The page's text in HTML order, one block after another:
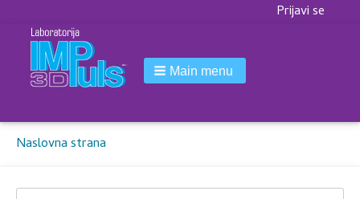
Korisnički
Prijavi se
Main menu
Breadcrumbs
You
here:
Naslovna strana